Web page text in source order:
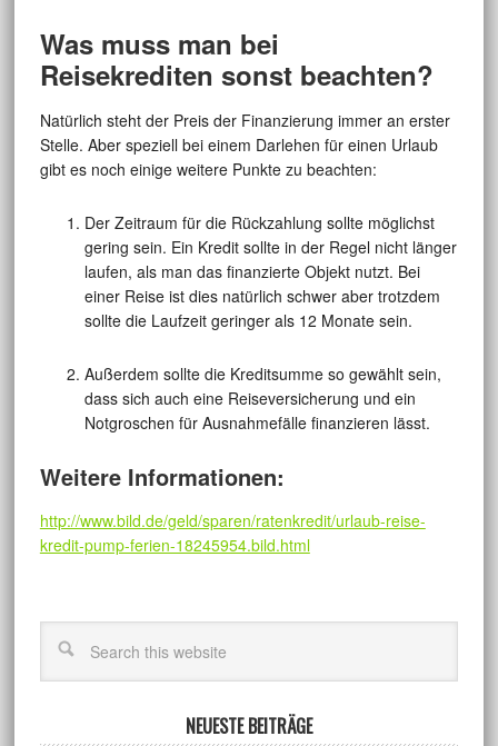
Was muss man bei
Reisekrediten sonst beachten?
Natürlich steht der Preis der Finanzierung immer an erster
Stelle. Aber speziell bei einem Darlehen für einen Urlaub
gibt es noch einige weitere Punkte zu beachten:
Der Zeitraum für die Rückzahlung sollte möglichst
gering sein. Ein Kredit sollte in der Regel nicht länger
laufen, als man das finanzierte Objekt nutzt. Bei
einer Reise ist dies natürlich schwer aber trotzdem
sollte die Laufzeit geringer als 12 Monate sein.
Außerdem sollte die Kreditsumme so gewählt sein,
dass sich auch eine Reiseversicherung und ein
Notgroschen für Ausnahmefälle finanzieren lässt.
Weitere Informationen:
http://www.bild.de/geld/sparen/ratenkredit/urlaub-reise-
kredit-pump-ferien-18245954.bild.html
NEUESTE BEITRÄGE